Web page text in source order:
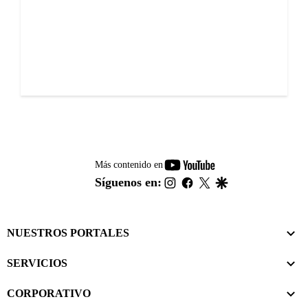
Más contenido en
youtube-
footer
Síguenos en: instagram
facebook
twitter
NUESTROS PORTALES
SERVICIOS
CORPORATIVO